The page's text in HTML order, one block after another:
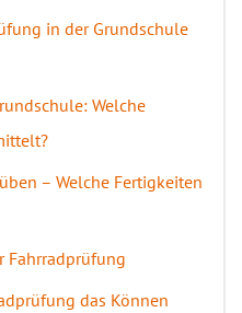
in der Grundschule
Welche
– Welche Fertigkeiten
Fahrradprüfung
das Können